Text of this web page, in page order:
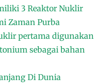
3 Reaktor Nuklir
Zaman Purba
pertama digunakan
sebagai bahan
Di Dunia